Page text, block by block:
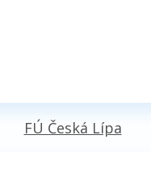
FÚ Česká Lípa